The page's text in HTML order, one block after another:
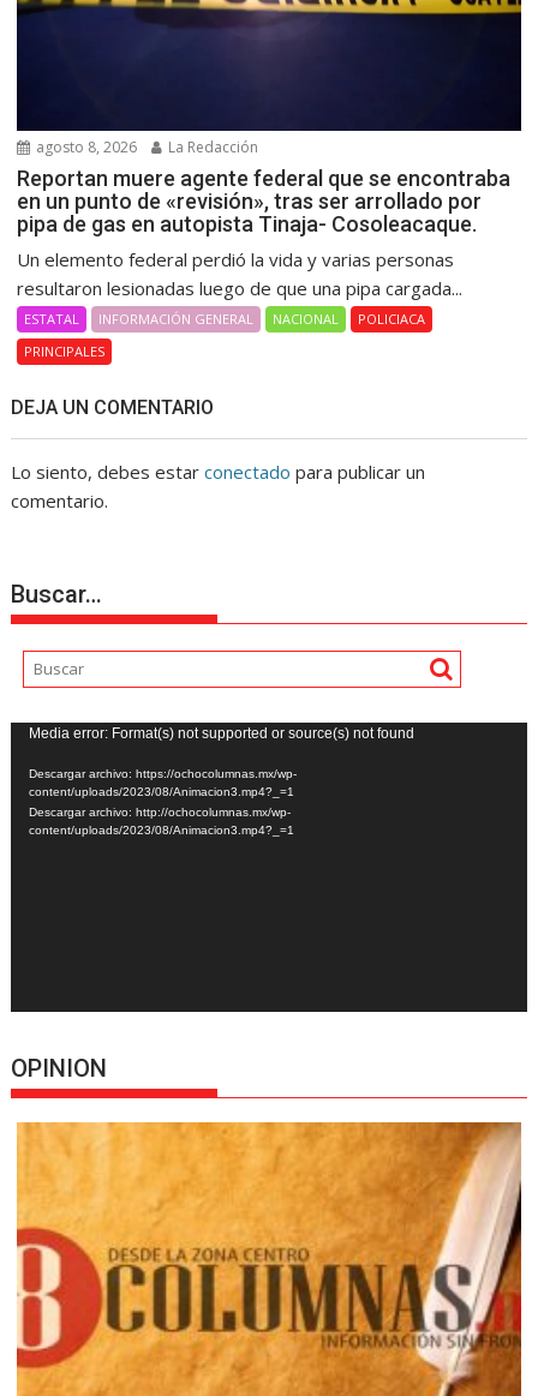
agosto 8, 2026 La Redacción
Reportan muere agente federal que se encontraba
en un punto de «revisión», tras ser arrollado por
pipa de gas en autopista Tinaja- Cosoleacaque.
Un elemento federal perdió la vida y varias personas
resultaron lesionadas luego de que una pipa cargada...
ESTATAL INFORMACIÓN GENERAL NACIONAL
POLICIACA
PRINCIPALES
DEJA UN COMENTARIO
Lo siento, debes estarconectado para publicar un
comentario.
Buscar…
Reproductor
de
vídeo
Media error: Format(s) not supported or source(s) not found
Descargar archivo: https://ochocolumnas.mx/wp-
content/uploads/2023/08/Animacion3.mp4?_=1
Descargar archivo: http://ochocolumnas.mx/wp-
content/uploads/2023/08/Animacion3.mp4?_=1
OPINION